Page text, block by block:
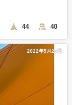
44 40
2022年5月25日